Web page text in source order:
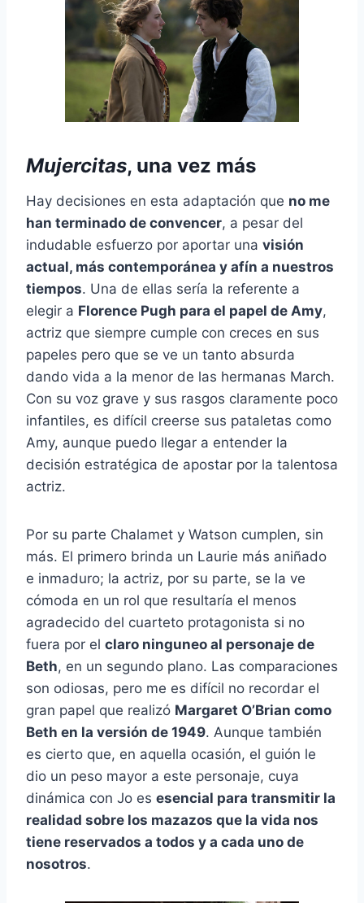
Mujercitas, una vez más
Hay decisiones en esta adaptación que no me
han terminado de convencer, a pesar del
indudable esfuerzo por aportar una visión
actual, más contemporánea y afín a nuestros
tiempos. Una de ellas sería la referente a
elegir a Florence Pugh para el papel de Amy,
actriz que siempre cumple con creces en sus
papeles pero que se ve un tanto absurda
dando vida a la menor de las hermanas March.
Con su voz grave y sus rasgos claramente poco
infantiles, es difícil creerse sus pataletas como
Amy, aunque puedo llegar a entender la
decisión estratégica de apostar por la talentosa
actriz.
Por su parte Chalamet y Watson cumplen, sin
más. El primero brinda un Laurie más aniñado
e inmaduro; la actriz, por su parte, se la ve
cómoda en un rol que resultaría el menos
agradecido del cuarteto protagonista si no
fuera por el claro ninguneo al personaje de
Beth, en un segundo plano. Las comparaciones
son odiosas, pero me es difícil no recordar el
gran papel que realizó Margaret O’Brian como
Beth en la versión de 1949. Aunque también
es cierto que, en aquella ocasión, el guión le
dio un peso mayor a este personaje, cuya
dinámica con Jo es esencial para transmitir la
realidad sobre los mazazos que la vida nos
tiene reservados a todos y a cada uno de
nosotros.